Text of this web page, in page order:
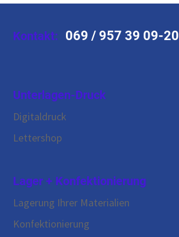
ein Erfahrungsbericht
Lager + Konfektionierung
Lagerung Ihrer Materialien
Konfektionierung
Unterlagen-Druck
Digitaldruck
Lettershop
Kontakt: 069 / 957 39 09-20